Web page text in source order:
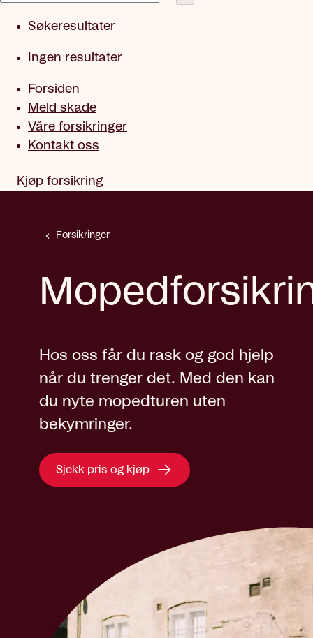
Søkeresultater
Ingen resultater
Forsiden
Meld skade
Våre forsikringer
Kontakt oss
Kjøp forsikring
Forsikringer
Hos oss får du rask og god hjelp
når du trenger det. Med den kan
du nyte mopedturen uten
bekymringer.
Sjekk pris og kjøp